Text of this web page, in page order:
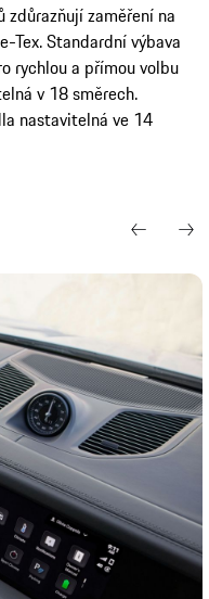
zaměření na
Tex. Standardní výbava
rychlou a přímou volbu
v 18 směrech.
nastavitelná ve 14